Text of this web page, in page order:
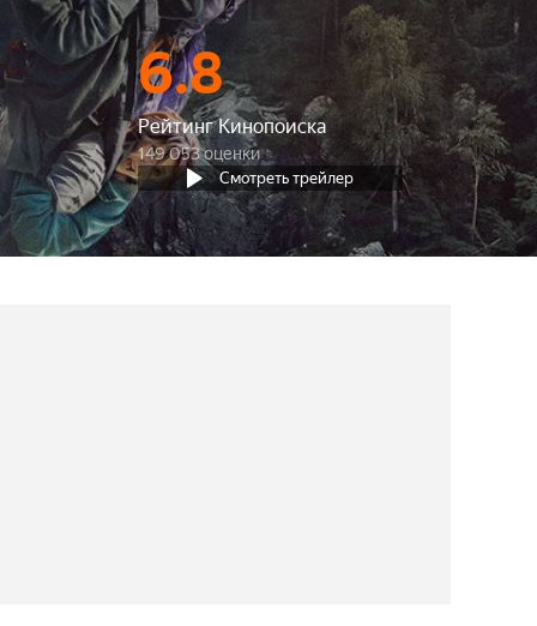
6.8
Рейтинг Кинопоиска
149 053 оценки
Смотреть трейлер